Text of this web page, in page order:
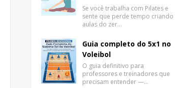
Se você trabalha com Pilates e
sente que perde tempo criando
aulas do zer…
Guia completo do 5x1 no
Voleibol
O guia definitivo para
professores e treinadores que
precisam entender —…